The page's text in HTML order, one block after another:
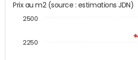
Prix au m2 (source : estimations JDN)
2250
2500